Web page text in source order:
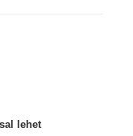
lehet